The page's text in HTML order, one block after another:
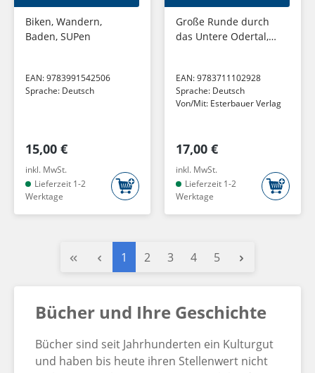
Biken, Wandern,
Baden, SUPen
EAN:9783991542506
Sprache: Deutsch
15,00 €
inkl. MwSt.
Lieferzeit 1-2
Werktage
Große Runde durch
das Untere Odertal,
Seenlandschaft
1:50.000, 260 km,
1:50.000,...
EAN:9783711102928
Sprache: Deutsch
Von/Mit: Esterbauer Verlag
17,00 €
inkl. MwSt.
Lieferzeit 1-2
Werktage
Seite
1 Seite
2 Seite
3 Seite
4 Seite
5
Bücher und Ihre Geschichte
Bücher sind seit Jahrhunderten ein Kulturgut
und haben bis heute ihren Stellenwert nicht